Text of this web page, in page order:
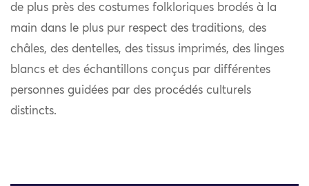
de plus près des costumes folkloriques brodés à la
main dans le plus pur respect des traditions, des
châles, des dentelles, des tissus imprimés, des linges
blancs et des échantillons conçus par différentes
personnes guidées par des procédés culturels
distincts.